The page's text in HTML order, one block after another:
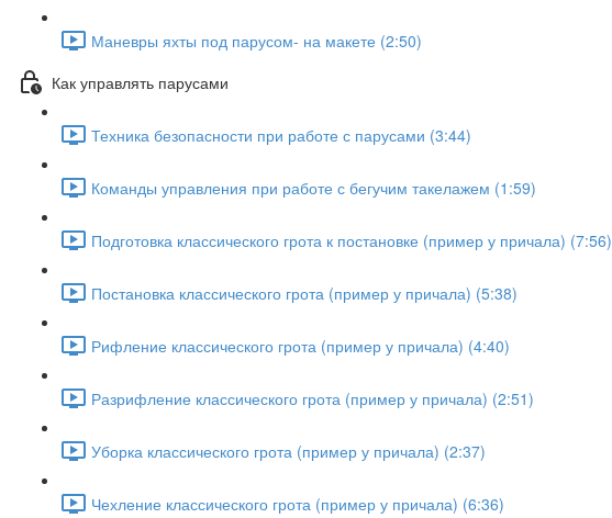
Маневры яхты под парусом- на макете (2:50)
Как управлять парусами
Техника безопасности при работе с парусами (3:44)
Команды управления при работе с бегучим такелажем (1:59)
Подготовка классического грота к постановке (пример у причала) (7:56)
Постановка классического грота (пример у причала) (5:38)
Рифление классического грота (пример у причала) (4:40)
Разрифление классического грота (пример у причала) (2:51)
Уборка классического грота (пример у причала) (2:37)
Чехление классического грота (пример у причала) (6:36)